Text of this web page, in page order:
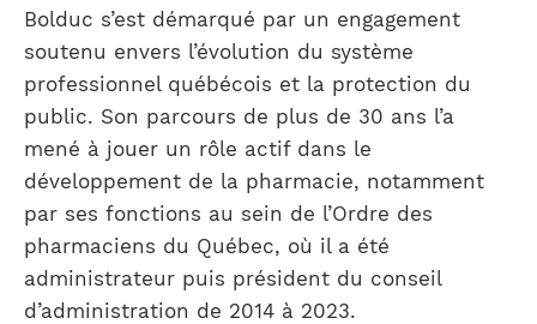
Bolduc s’est démarqué par un engagement
soutenu envers l’évolution du système
professionnel québécois et la protection du
public. Son parcours de plus de 30 ans l’a
mené à jouer un rôle actif dans le
développement de la pharmacie, notamment
par ses fonctions au sein de l’Ordre des
pharmaciens du Québec, où il a été
administrateur puis président du conseil
d’administration de 2014 à 2023.